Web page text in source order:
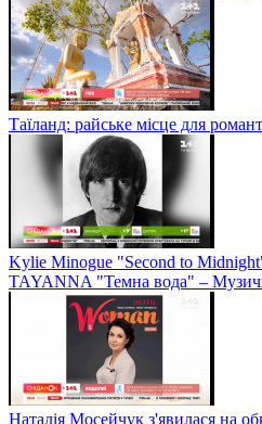
Таїланд: райське місце для
Kylie Minogue "Second to
TAYANNA "Темна вода" –
Наталія Мосейчук з'явилася на